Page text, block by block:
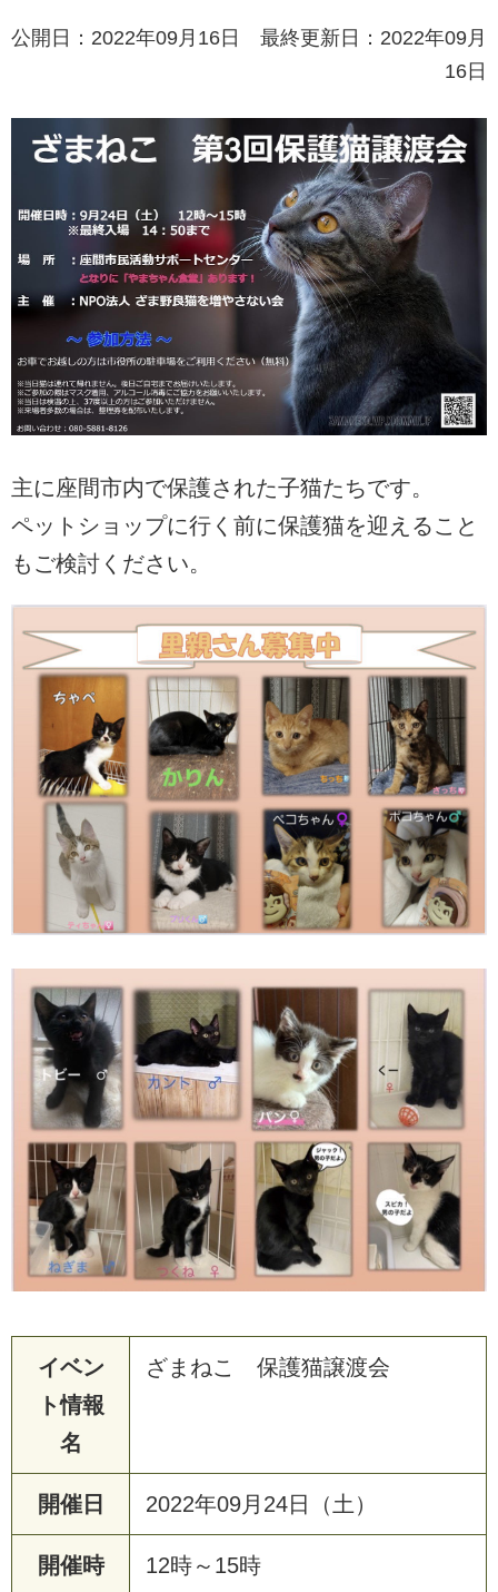
公開日：2022年09月16日 最終更新日：2022年09月
16日
主に座間市内で保護された子猫たちです。
ペットショップに行く前に保護猫を迎えること
もご検討ください。
イベン
ト情報
名
ざまねこ 保護猫譲渡会
開催日 2022年09月24日（土）
開催時
12時～15時